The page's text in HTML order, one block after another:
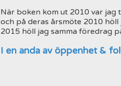
När boken kom ut 2010 var jag
och på deras årsmöte 2010
2015 höll jag samma föredrag
I en anda av öppenhet &